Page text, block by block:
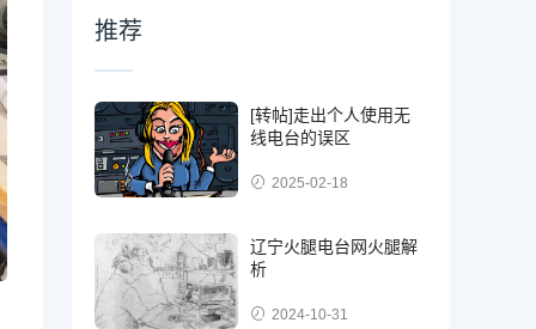
推荐
[转帖]走出个人使用无
线电台的误区
2025-02-18
辽宁火腿电台网火腿解
析
2024-10-31